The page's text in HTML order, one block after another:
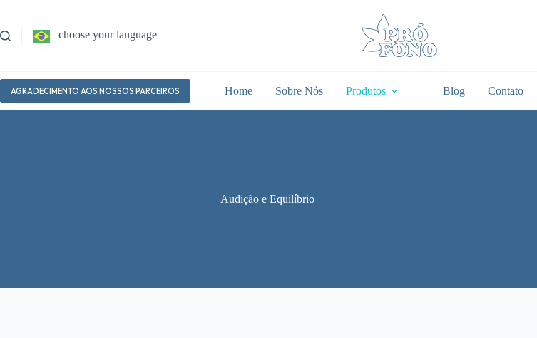
o
conteúdo
choose your language
AGRADECIMENTO AOS NOSSOS PARCEIROS Home Sobre Nós Produtos Blog Contato
Audição e Equilíbrio